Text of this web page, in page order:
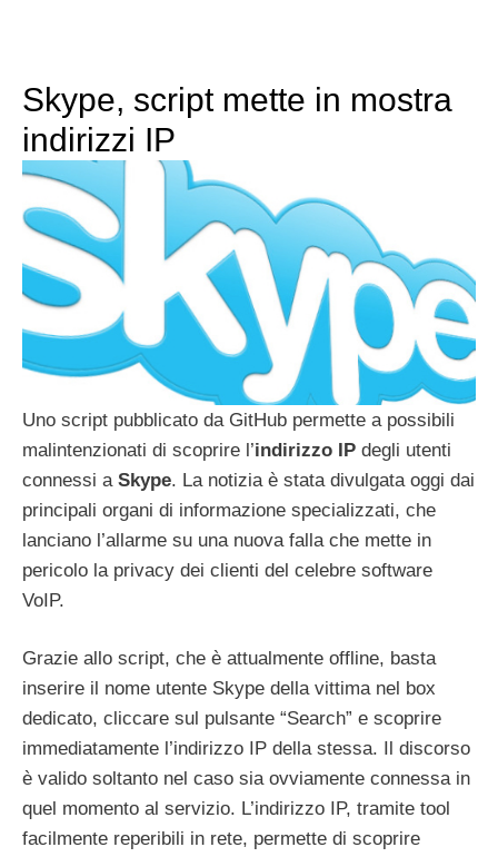
Skype, script mette in mostra
indirizzi IP
Uno script pubblicato da GitHub permette a possibili
malintenzionati di scoprire l’indirizzo IP degli utenti
connessi a Skype. La notizia è stata divulgata oggi dai
principali organi di informazione specializzati, che
lanciano l’allarme su una nuova falla che mette in
pericolo la privacy dei clienti del celebre software
VoIP.
Grazie allo script, che è attualmente offline, basta
inserire il nome utente Skype della vittima nel box
dedicato, cliccare sul pulsante “Search” e scoprire
immediatamente l’indirizzo IP della stessa. Il discorso
è valido soltanto nel caso sia ovviamente connessa in
quel momento al servizio. L’indirizzo IP, tramite tool
facilmente reperibili in rete, permette di scoprire